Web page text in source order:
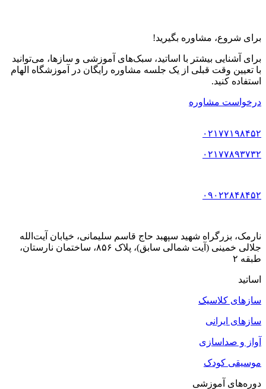
برای شروع، مشاوره بگیرید!
برای آشنایی بیشتر با اساتید، سبک‌های آموزشی و سازها، می‌توانید
با تعیین وقت قبلی از یک جلسه مشاوره رایگان در آموزشگاه الهام
استفاده کنید.
درخواست مشاوره
۰۲۱۷۷۱۹۸۴۵۲
۰۲۱۷۷۸۹۳۷۳۲
۰۹۰۲۲۸۴۸۴۵۲
نارمک، بزرگراه شهید سپهبد حاج قاسم سلیمانی، خیابان آیت‌الله
جلالی خمینی (آیت شمالی سابق)، پلاک ۸۵۶، ساختمان نارستان،
طبقه ۲
اساتید
سازهای کلاسیک
سازهای ایرانی
آواز و صداسازی
موسیقی کودک
دوره‌های آموزشی